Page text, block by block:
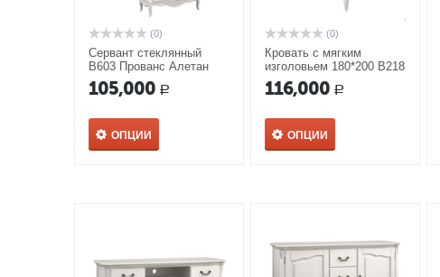
(0)
Cервант стеклянный
В603 Прованс Алетан
105,000 Р
ОПЦИИ
(0)
Кровать с мягким
изголовьем 180*200 В218
Прованс Алетан
116,000 Р
ОПЦИИ